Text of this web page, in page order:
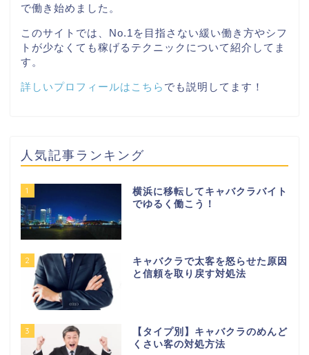
で働き始めました。
このサイトでは、No.1を目指さない緩い働き方やシフ
トが少なくても稼げるテクニックについて紹介してま
す。
詳しいプロフィールはこちら でも説明してます！
人気記事ランキング
1
横浜に移転してキャバクラバイト
でゆるく働こう！
2
キャバクラで太客を怒らせた原因
と信頼を取り戻す対処法
3
【タイプ別】キャバクラのめんど
くさい客の対処方法